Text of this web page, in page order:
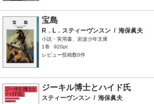
宝島
R．L．スティーヴンスン / 海保眞夫
小説・実用書、岩波少年文庫
1巻
920pt
レビュー投稿数0件
ジーキル博士とハイド氏
スティーヴンスン / 海保眞夫